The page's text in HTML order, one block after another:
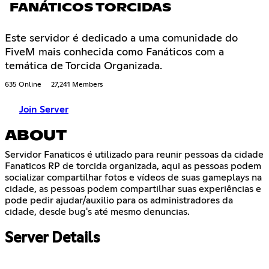
FANÁTICOS TORCIDAS
Este servidor é dedicado a uma comunidade do
FiveM mais conhecida como Fanáticos com a
temática de Torcida Organizada.
635 Online 27,241 Members
Join Server
ABOUT
Servidor Fanaticos é utilizado para reunir pessoas da cidade
Fanaticos RP de torcida organizada, aqui as pessoas podem
socializar compartilhar fotos e vídeos de suas gameplays na
cidade, as pessoas podem compartilhar suas experiências e
pode pedir ajudar/auxilio para os administradores da
cidade, desde bug's até mesmo denuncias.
Server Details